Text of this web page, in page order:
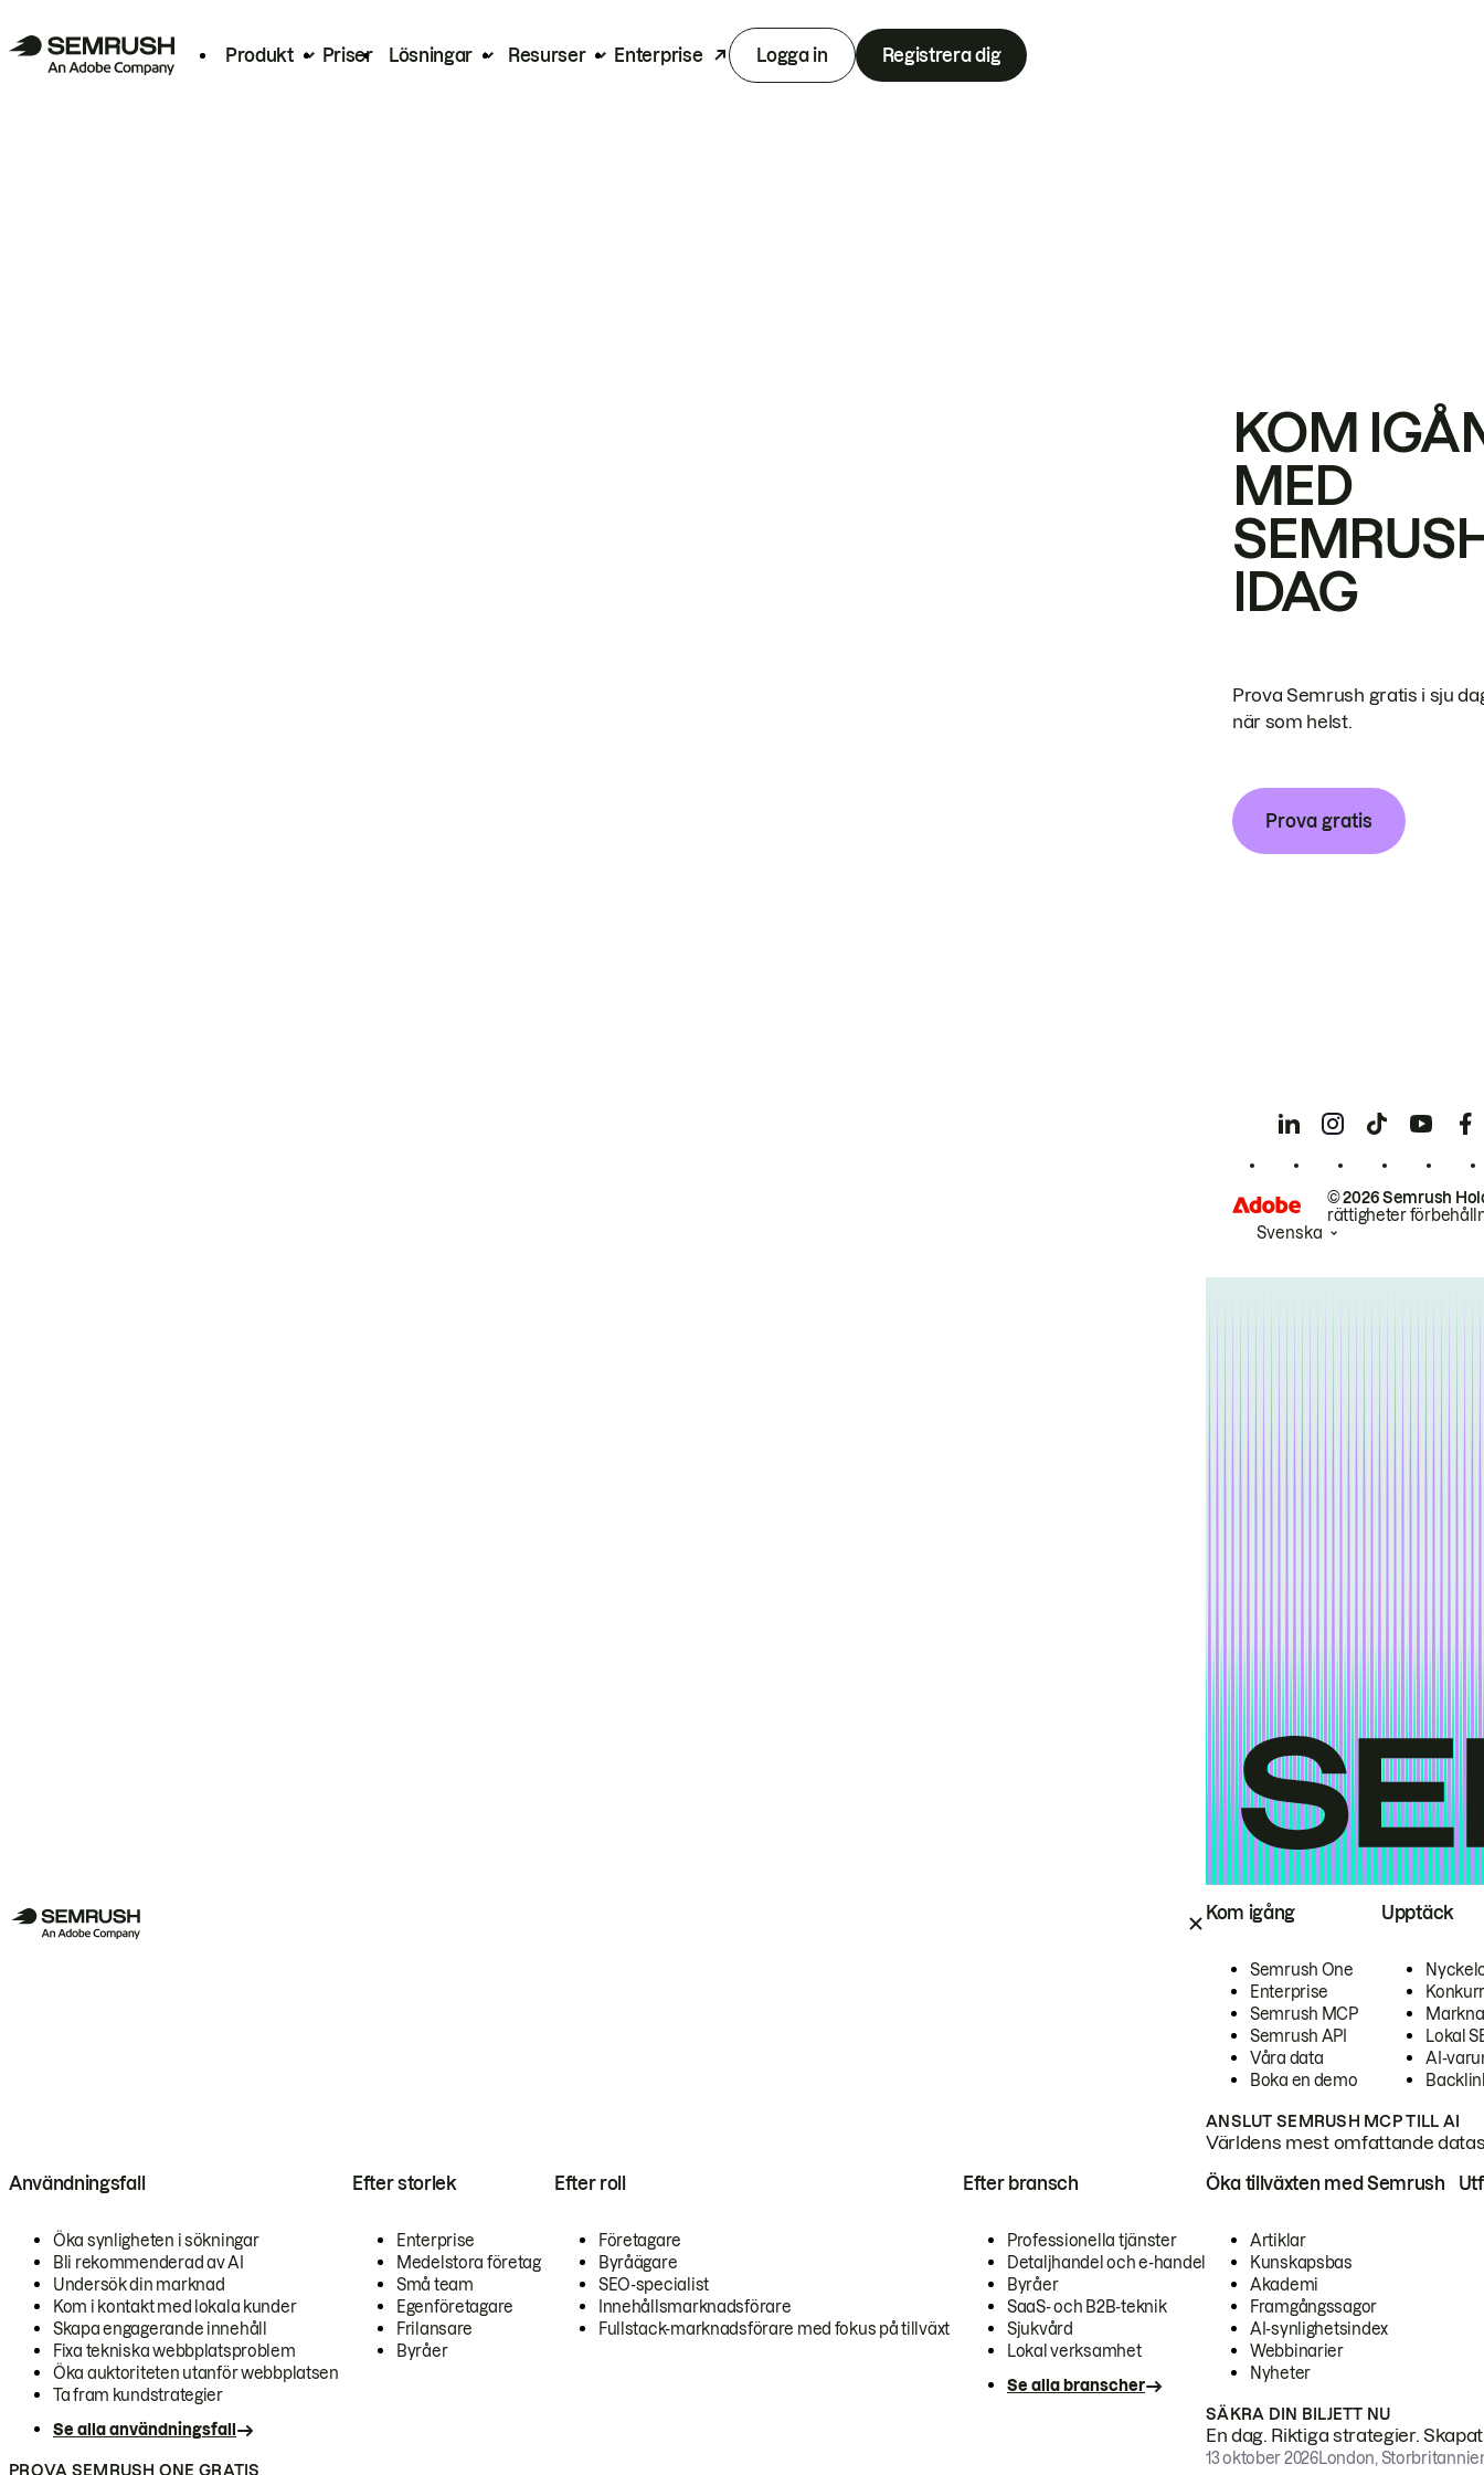
Produkt Priser Lösningar Resurser Enterprise Logga in Registrera dig
Kom igång
Semrush One
Enterprise
Semrush MCP
Semrush API
Våra data
Boka en demo
Upptäck
Lokal
AI-
ANSLUT SEMRUSH MCP TILL AI
Världens mest omfattande
Användningsfall
Öka synligheten i sökningar
Bli rekommenderad av AI
Undersök din marknad
Kom i kontakt med lokala kunder
Skapa engagerande innehåll
Fixa tekniska webbplatsproblem
Öka auktoriteten utanför webbplatsen
Ta fram kundstrategier
Se alla användningsfall
Efter storlek
Enterprise
Medelstora företag
Små team
Egenföretagare
Frilansare
Byråer
Efter roll
Företagare
Byråägare
SEO-specialist
Innehållsmarknadsförare
Fullstack-marknadsförare med fokus på tillväxt
Efter bransch
Professionella tjänster
Detaljhandel och e-handel
Byråer
SaaS- och B2B-teknik
Sjukvård
Lokal verksamhet
Se alla branscher
PROVA SEMRUSH ONE GRATIS
Öka tillväxten med Semrush
Artiklar
Kunskapsbas
Akademi
Framgångssagor
AI-synlighetsindex
Webbinarier
Nyheter
SÄKRA DIN BILJETT NU
En dag. Riktiga strategier.
13 oktober 2026London,
KOM
MED
IDAG
Prova Semrush gratis i sju
när som helst.
Prova gratis
© 2026 Semrush
rättigheter
Svenska